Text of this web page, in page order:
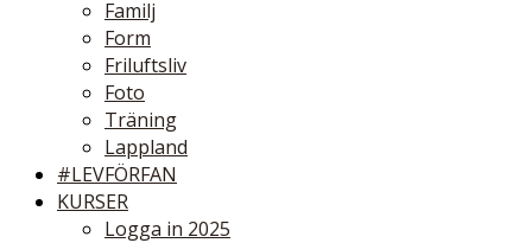
Familj
Form
Friluftsliv
Foto
Träning
Lappland
#LEVFÖRFAN
KURSER
Logga in 2025